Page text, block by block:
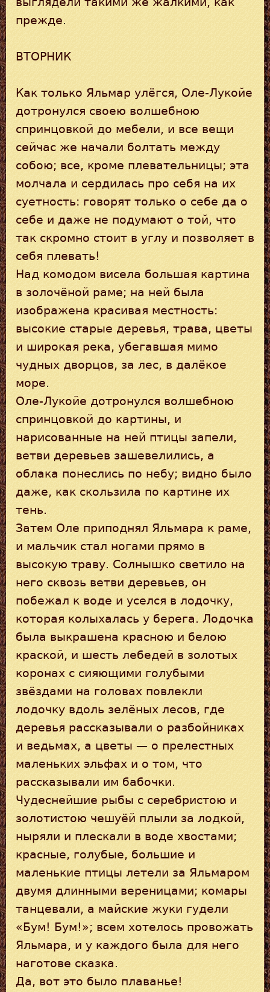
прежде.
ВТОРНИК
Как только Яльмар улёгся, Оле-Лукойе
дотронулся своею волшебною
спринцовкой до мебели, и все вещи
сейчас же начали болтать между
собою; все, кроме плевательницы; эта
молчала и сердилась про себя на их
суетность: говорят только о себе да о
себе и даже не подумают о той, что
так скромно стоит в углу и позволяет в
себя плевать!
Над комодом висела большая картина
в золочёной раме; на ней была
изображена красивая местность:
высокие старые деревья, трава, цветы
и широкая река, убегавшая мимо
чудных дворцов, за лес, в далёкое
море.
Оле-Лукойе дотронулся волшебною
спринцовкой до картины, и
нарисованные на ней птицы запели,
ветви деревьев зашевелились, а
облака понеслись по небу; видно было
даже, как скользила по картине их
тень.
Затем Оле приподнял Яльмара к раме,
и мальчик стал ногами прямо в
высокую траву. Солнышко светило на
него сквозь ветви деревьев, он
побежал к воде и уселся в лодочку,
которая колыхалась у берега. Лодочка
была выкрашена красною и белою
краской, и шесть лебедей в золотых
коронах с сияющими голубыми
звёздами на головах повлекли
лодочку вдоль зелёных лесов, где
деревья рассказывали о разбойниках
и ведьмах, а цветы — о прелестных
маленьких эльфах и о том, что
рассказывали им бабочки.
Чудеснейшие рыбы с серебристою и
золотистою чешуёй плыли за лодкой,
ныряли и плескали в воде хвостами;
красные, голубые, большие и
маленькие птицы летели за Яльмаром
двумя длинными вереницами; комары
танцевали, а майские жуки гудели
«Бум! Бум!»; всем хотелось провожать
Яльмара, и у каждого была для него
наготове сказка.
Да, вот это было плаванье!